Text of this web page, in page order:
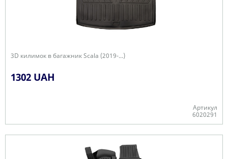
3D килимок в багажник Scala (2019-...)
1302 UAH
Артикул
6020291